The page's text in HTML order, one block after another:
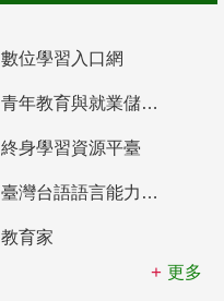
數位學習入口網
青年教育與就業儲蓄帳戶
終身學習資源平臺
臺灣台語語言能力認證網站
教育家
更多